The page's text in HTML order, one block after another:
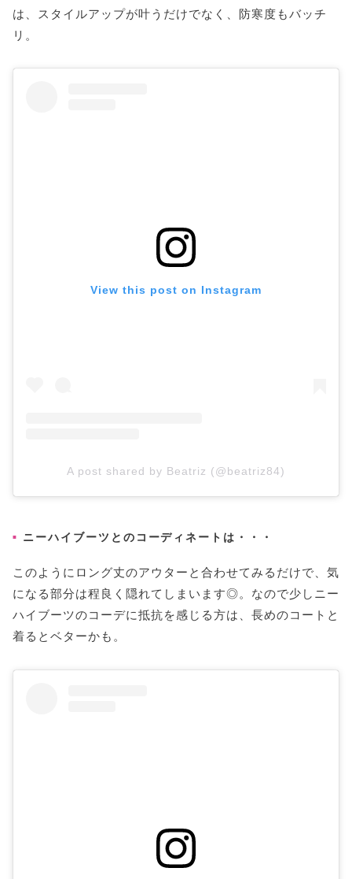
は、スタイルアップが叶うだけでなく、防寒度もバッチ
リ。
View this post on Instagram
A post shared by Beatriz (@beatriz84)
ニーハイブーツとのコーディネートは・・・
このようにロング丈のアウターと合わせてみるだけで、気
になる部分は程良く隠れてしまいます◎。なので少しニー
ハイブーツのコーデに抵抗を感じる方は、長めのコートと
着るとベターかも。